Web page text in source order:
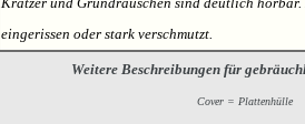
eingerissen oder stark verschmutzt.
Weitere Beschreibungen für
Cover = Plattenhülle